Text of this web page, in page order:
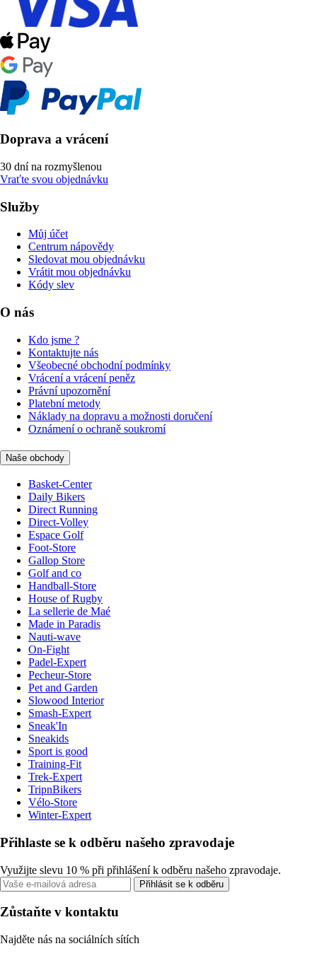
Doprava a vrácení
30 dní na rozmyšlenou
Vraťte svou objednávku
Služby
Můj účet
Centrum nápovědy
Sledovat mou objednávku
Vrátit mou objednávku
Kódy slev
O nás
Kdo jsme ?
Kontaktujte nás
Všeobecné obchodní podmínky
Vrácení a vrácení peněz
Právní upozornění
Platební metody
Náklady na dopravu a možnosti doručení
Oznámení o ochraně soukromí
Naše obchody
Basket-Center
Daily Bikers
Direct Running
Direct-Volley
Espace Golf
Foot-Store
Gallop Store
Golf and co
Handball-Store
House of Rugby
La sellerie de Maé
Made in Paradis
Nauti-wave
On-Fight
Padel-Expert
Pecheur-Store
Pet and Garden
Slowood Interior
Smash-Expert
Sneak'In
Sneakids
Sport is good
Training-Fit
Trek-Expert
TripnBikers
Vélo-Store
Winter-Expert
Přihlaste se k odběru našeho zpravodaje
Využijte slevu 10 % při přihlášení k odběru našeho zpravodaje.
Přihlásit se k odběru
Zůstaňte v kontaktu
Najděte nás na sociálních sítích